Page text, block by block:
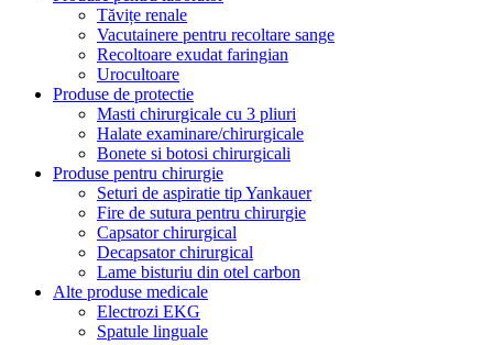
Tăvițe renale
Vacutainere pentru recoltare sange
Recoltoare exudat faringian
Urocultoare
Produse de protectie
Masti chirurgicale cu 3 pliuri
Halate examinare/chirurgicale
Bonete si botosi chirurgicali
Produse pentru chirurgie
Seturi de aspiratie tip Yankauer
Fire de sutura pentru chirurgie
Capsator chirurgical
Decapsator chirurgical
Lame bisturiu din otel carbon
Alte produse medicale
Electrozi EKG
Spatule linguale